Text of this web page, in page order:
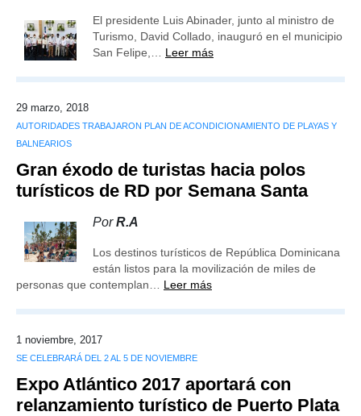
El presidente Luis Abinader, junto al ministro de
Turismo, David Collado, inauguró en el municipio
San Felipe,… Leer más
29 marzo, 2018
AUTORIDADES TRABAJARON PLAN DE ACONDICIONAMIENTO DE PLAYAS Y
BALNEARIOS
Gran éxodo de turistas hacia polos
turísticos de RD por Semana Santa
PorR.A
Los destinos turísticos de República Dominicana
están listos para la movilización de miles de
personas que contemplan… Leer más
1 noviembre, 2017
SE CELEBRARÁ DEL 2 AL 5 DE NOVIEMBRE
Expo Atlántico 2017 aportará con
relanzamiento turístico de Puerto Plata